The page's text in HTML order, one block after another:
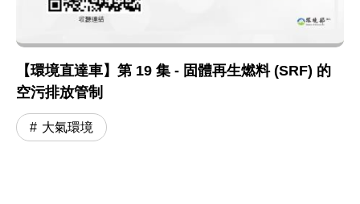
【環境直達車】第 19 集 - 固體再生燃料 (SRF) 的
空污排放管制
大氣環境